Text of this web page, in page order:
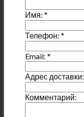
Имя:*
Телефон:*
Email:*
Адрес доставки:
Комментарий: